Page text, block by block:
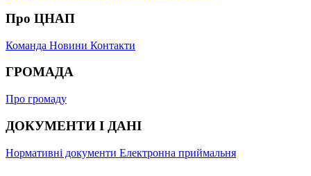
Про ЦНАП
Команда Новини Контакти
ГРОМАДА
Про громаду
ДОКУМЕНТИ І ДАНІ
Нормативні документи Електронна приймальня